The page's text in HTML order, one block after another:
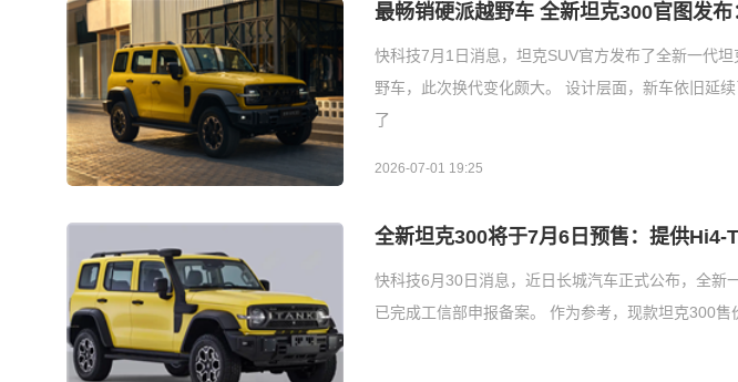
最畅销硬派越野车 全新坦克300官图发
快科技7月1日消息，坦克SUV官方发布了全新一代
野车，此次换代变化颇大。 设计层面，新车依旧延
了
2026-07-01 19:25
全新坦克300将于7月6日预售：提供Hi4-
快科技6月30日消息，近日长城汽车正式公布，全
已完成工信部申报备案。 作为参考，现款坦克300